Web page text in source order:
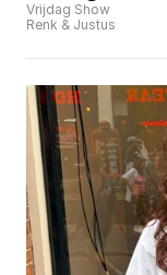
Vrijdag Show
Renk & Justus